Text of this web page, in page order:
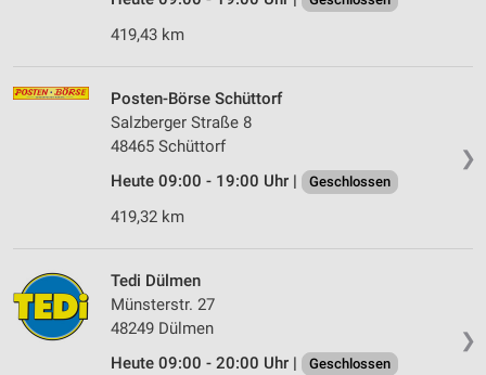
419,43 km
❯
Posten-Börse Schüttorf
Salzberger Straße 8
48465 Schüttorf
Heute 09:00 - 19:00 Uhr |
Geschlossen
419,32 km
❯
Tedi Dülmen
Münsterstr. 27
48249 Dülmen
Heute 09:00 - 20:00 Uhr |
Geschlossen
Messung der Performance von Inhalten
Analyse von Zielgruppen durch Statistiken oder
Kombinationen von Daten aus verschiedenen
Entwicklung und Verbesserung der Angebote
Verwendung reduzierter Daten zur Auswahl von
Inhalten
IAB-Besonderheiten:
Verwendung genauer Standortdaten